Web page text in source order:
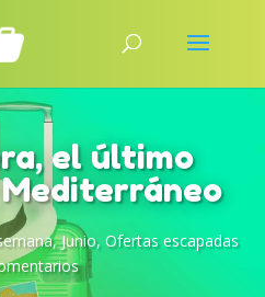
el último
,Junio, Ofertas escapadas